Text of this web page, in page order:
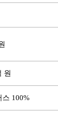
원
스 100%